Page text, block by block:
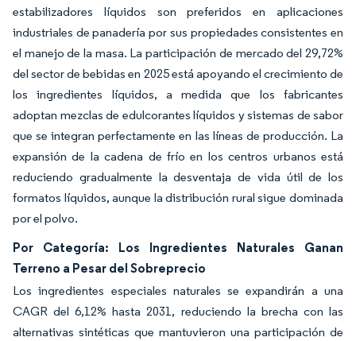
estabilizadores líquidos son preferidos en aplicaciones
industriales de panadería por sus propiedades consistentes en
el manejo de la masa. La participación de mercado del 29,72%
del sector de bebidas en 2025 está apoyando el crecimiento de
los ingredientes líquidos, a medida que los fabricantes
adoptan mezclas de edulcorantes líquidos y sistemas de sabor
que se integran perfectamente en las líneas de producción. La
expansión de la cadena de frío en los centros urbanos está
reduciendo gradualmente la desventaja de vida útil de los
formatos líquidos, aunque la distribución rural sigue dominada
por el polvo.
Por Categoría: Los Ingredientes Naturales Ganan
Terreno a Pesar del Sobreprecio
Los ingredientes especiales naturales se expandirán a una
CAGR del 6,12% hasta 2031, reduciendo la brecha con las
alternativas sintéticas que mantuvieron una participación de